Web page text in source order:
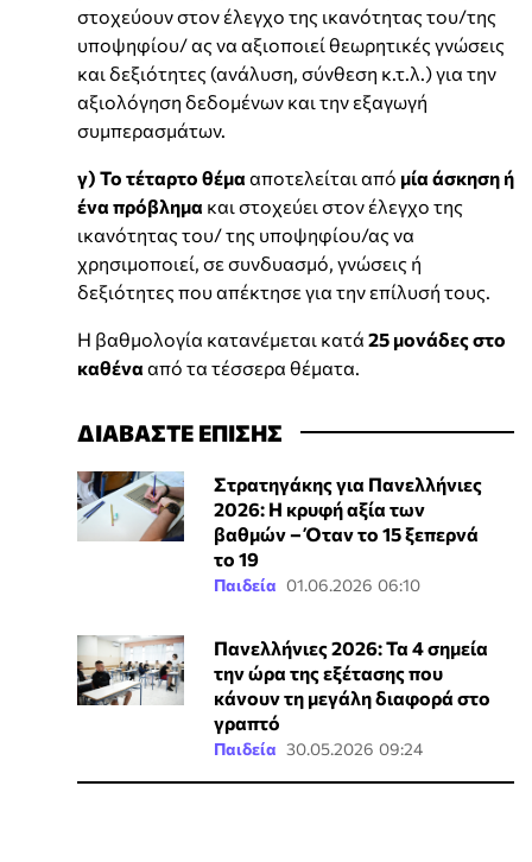
στοχεύουν στον έλεγχο της ικανότητας του/της
υποψηφίου/ ας να αξιοποιεί θεωρητικές γνώσεις
και δεξιότητες (ανάλυση, σύνθεση κ.τ.λ.) για την
αξιολόγηση δεδομένων και την εξαγωγή
συμπερασμάτων.
γ) Το τέταρτο θέμα αποτελείται από μία άσκηση ή
ένα πρόβλημα και στοχεύει στον έλεγχο της
ικανότητας του/ της υποψηφίου/ας να
χρησιμοποιεί, σε συνδυασμό, γνώσεις ή
δεξιότητες που απέκτησε για την επίλυσή τους.
Η βαθμολογία κατανέμεται κατά 25 μονάδες στο
καθένα από τα τέσσερα θέματα.
ΔΙΑΒΑΣΤΕ ΕΠΙΣΗΣ
Στρατηγάκης για Πανελλήνιες
2026: Η κρυφή αξία των
βαθμών – Όταν το 15 ξεπερνά
το 19
Παιδεία 01.06.2026 06:10
Πανελλήνιες 2026: Τα 4 σημεία
την ώρα της εξέτασης που
κάνουν τη μεγάλη διαφορά στο
γραπτό
Παιδεία 30.05.2026 09:24